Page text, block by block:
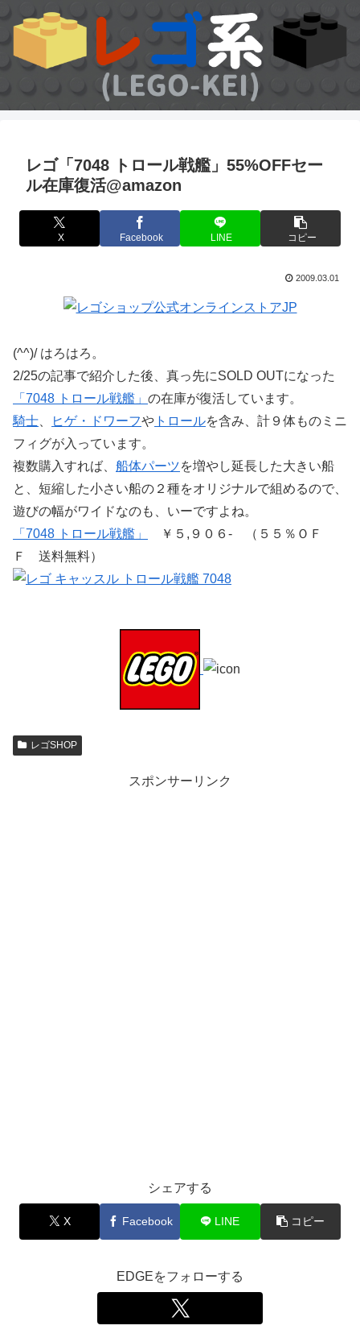
レゴ「7048 トロール戦艦」55%OFFセー
ル在庫復活@amazon
X Facebook LINE コピー
2009.03.01
(^^)/ はろはろ。
2/25の記事で紹介した後、真っ先にSOLD OUTになった
「7048 トロール戦艦」 の在庫が復活しています。
騎士
ヒゲ・ドワーフや トロールを含み、計９体ものミニ
フィグが入っています。
複数購入すれば、 船体パーツを増やし延長した大きい船
と、短縮した小さい船の２種をオリジナルで組めるので、
遊びの幅がワイドなのも、いーですよね。
「7048 トロール戦艦」
￥５,９０６- （５５％ＯＦ
Ｆ 送料無料）
レゴSHOP
スポンサーリンク
シェアする
X Facebook LINE コピー
EDGEをフォローする